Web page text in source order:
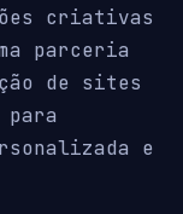
criativas
parceria
de sites
e